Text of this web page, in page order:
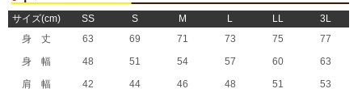
サイズ(cm) SS S M L LL
3L
身 丈
63 69 71 73 75
77
身 幅
48 51 54 57 60
63
肩 幅
42 44 46 48 51
53